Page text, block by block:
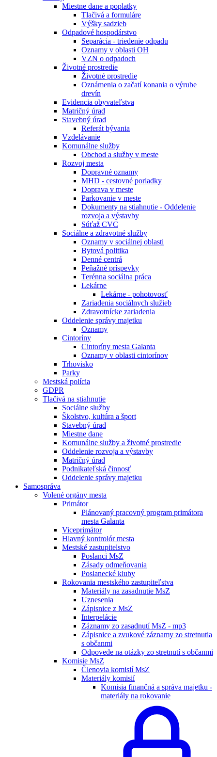
Miestne dane a poplatky
Tlačivá a formuláre
Výšky sadzieb
Odpadové hospodárstvo
Separácia - triedenie odpadu
Oznamy v oblasti OH
VZN o odpadoch
Životné prostredie
Životné prostredie
Oznámenia o začatí konania o výrube
drevín
Evidencia obyvateľstva
Matričný úrad
Stavebný úrad
Referát bývania
Vzdelávanie
Komunálne služby
Obchod a služby v meste
Rozvoj mesta
Dopravné oznamy
MHD - cestovné poriadky
Doprava v meste
Parkovanie v meste
Dokumenty na stiahnutie - Oddelenie
rozvoja a výstavby
Súťaž CVC
Sociálne a zdravotné služby
Oznamy v sociálnej oblasti
Bytová politika
Denné centrá
Peňažné príspevky
Terénna sociálna práca
Lekárne
Lekárne - pohotovosť
Zariadenia sociálnych služieb
Zdravotnícke zariadenia
Oddelenie správy majetku
Oznamy
Cintoríny
Cintoríny mesta Galanta
Oznamy v oblasti cintorínov
Trhovisko
Parky
Mestská polícia
GDPR
Tlačivá na stiahnutie
Sociálne služby
Školstvo, kultúra a šport
Stavebný úrad
Miestne dane
Komunálne služby a životné prostredie
Oddelenie rozvoja a výstavby
Matričný úrad
Podnikateľská činnosť
Oddelenie správy majetku
Samospráva
Volené orgány mesta
Primátor
Plánovaný pracovný program primátora
mesta Galanta
Viceprimátor
Hlavný kontrolór mesta
Mestské zastupitelstvo
Poslanci MsZ
Zásady odmeňovania
Poslanecké kluby
Rokovania mestského zastupiteľstva
Materiály na zasadnutie MsZ
Uznesenia
Zápisnice z MsZ
Interpelácie
Záznamy zo zasadnutí MsZ - mp3
Zápisnice a zvukové záznamy zo stretnutia
s občanmi
Odpovede na otázky zo stretnutí s občanmi
Komisie MsZ
Členovia komisií MsZ
Materiály komisií
Komisia finančná a správa majetku -
materiály na rokovanie